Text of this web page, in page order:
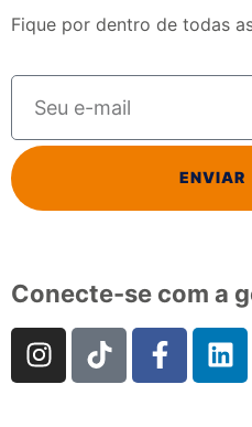
Fique por dentro de todas
ENVIAR
Conecte-se com a